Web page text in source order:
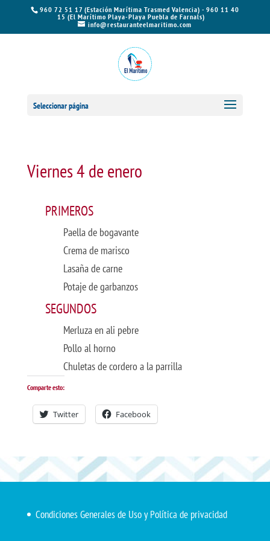
960 72 51 17 (Estación Marítima Trasmed Valencia) - 960 11 40
15 (El Marítimo Playa-Playa Puebla de Farnals)
info@restauranteelmaritimo.com
Seleccionar página
Viernes 4 de enero
PRIMEROS
Paella de bogavante
Crema de marisco
Lasaña de carne
Potaje de garbanzos
SEGUNDOS
Merluza en ali pebre
Pollo al horno
Chuletas de cordero a la parrilla
Comparte esto:
Twitter Facebook
Condiciones Generales de Uso y Política de privacidad